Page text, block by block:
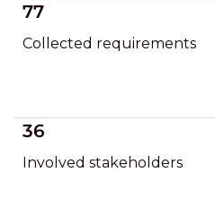
77
Collected requirements
36
Involved stakeholders